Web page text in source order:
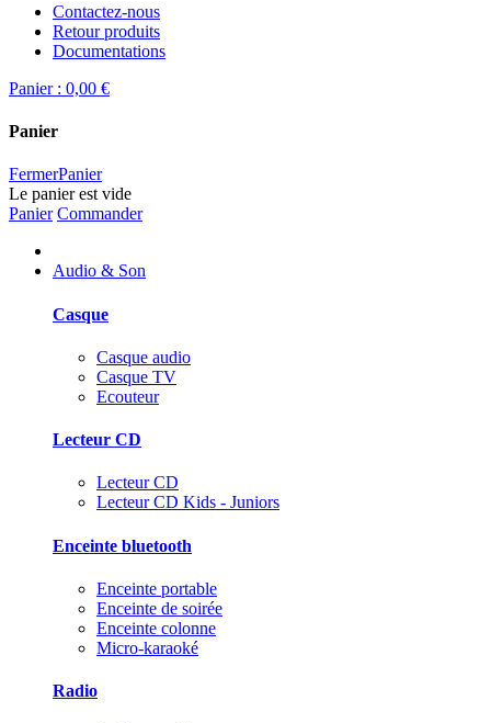
Contactez-nous
Retour produits
Documentations
Panier : 0,00 €
Panier
FermerPanier
Le panier est vide
Panier Commander
Audio & Son
Casque
Casque audio
Casque TV
Ecouteur
Lecteur CD
Lecteur CD
Lecteur CD Kids - Juniors
Enceinte bluetooth
Enceinte portable
Enceinte de soirée
Enceinte colonne
Micro-karaoké
Radio